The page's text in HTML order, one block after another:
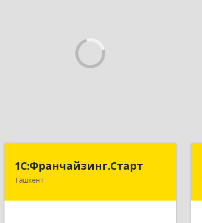
1С:Франчайзинг.Старт
Ташкент
1С:Франчайзинг.Старт